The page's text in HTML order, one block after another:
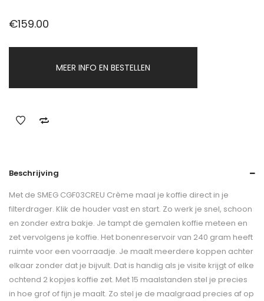
€159.00
MEER INFO EN BESTELLEN
Beschrijving
Met de SMEG CGF03CREU Crème maal je koffie direct in je
filterdrager. Klik de houder vast en start. Zo werk je snel, schoon
en zonder extra bakje. Je tampt de gemalen koffie meteen en
zet vervolgens je koffie. Het bonenreservoir van 240 gram heeft
ruimte voor een voorraadje. Je maalt meerdere koppen achter
elkaar zonder dat je bijvult. Dat is handig als je visite krijgt of elke
ochtend 2 kopjes koffie zet. Met 15 maalstanden stel je precies
in hoe grof of fijn je maalt. Zo stel je de maalgraad precies af op